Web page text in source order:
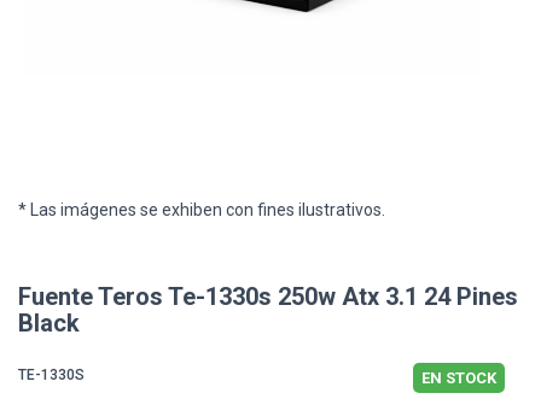
* Las imágenes se exhiben con fines ilustrativos.
Fuente Teros Te-1330s 250w Atx 3.1 24 Pines
Black
TE-1330S EN STOCK